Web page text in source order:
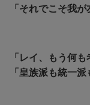
「それでこそ我が
「レイ、もう何
「皇族派も統一